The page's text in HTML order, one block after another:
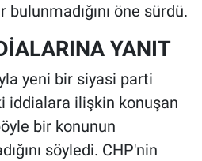
öne sürdü.
YANIT
yeni bir siyasi parti
iddialara ilişkin konuşan
bir konunun
söyledi. CHP'nin